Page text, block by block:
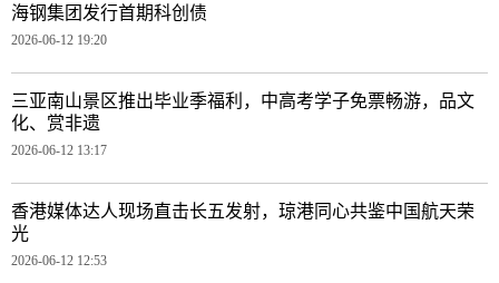
海钢集团发行首期科创债
2026-06-12 19:20
三亚南山景区推出毕业季福利，中高考学子免票畅游，品文
化、赏非遗
2026-06-12 13:17
香港媒体达人现场直击长五发射，琼港同心共鉴中国航天荣
光
2026-06-12 12:53